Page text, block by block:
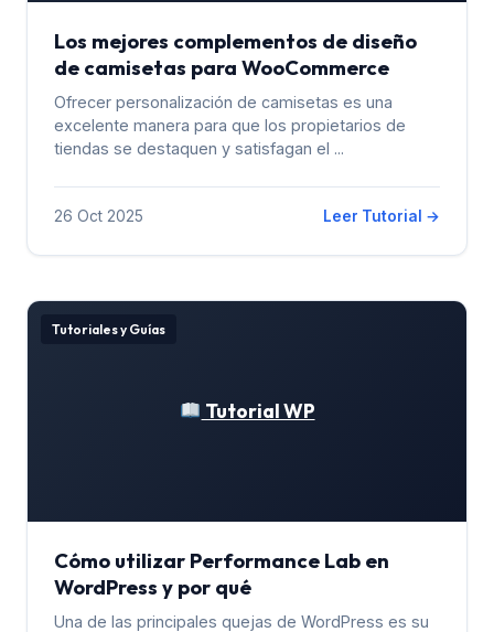
Los mejores complementos de diseño
de camisetas para WooCommerce
Ofrecer personalización de camisetas es una
excelente manera para que los propietarios de
tiendas se destaquen y satisfagan el ...
26 Oct 2025 Leer Tutorial →
Tutorial WP
Tutoriales y Guías
Cómo utilizar Performance Lab en
WordPress y por qué
Una de las principales quejas de WordPress es su